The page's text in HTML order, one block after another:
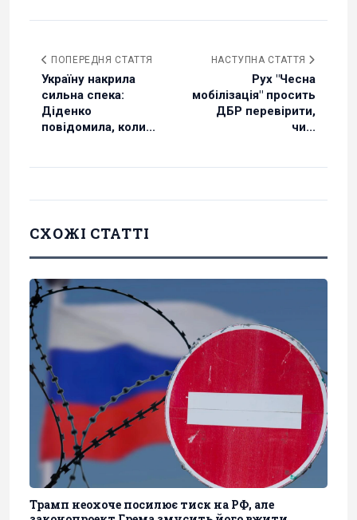
ПОПЕРЕДНЯ СТАТТЯ
Україну накрила
сильна спека:
Діденко
повідомила, коли...
НАСТУПНА СТАТТЯ
Рух "Чесна
мобілізація" просить
ДБР перевірити,
чи...
СХОЖІ СТАТТІ
Трамп неохоче посилює тиск на РФ, але